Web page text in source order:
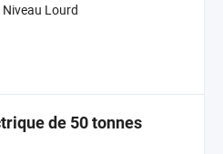
Niveau Lourd
de 50 tonnes